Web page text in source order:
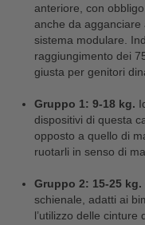
anteriore, con
anche da
sistema modulare.
raggiungimento dei
giusta per genitori
Gruppo 1: 9-18 kg.
dispositivi di questa
opposto a quello di
ruotarli in senso di
Gruppo 2: 15-25 kg.
schienale, adatti ai
l’utilizzo delle